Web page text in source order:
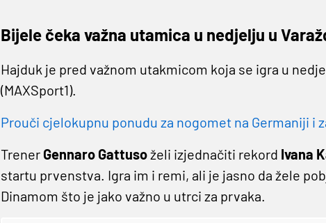
Bijele čeka važna utamica u nedjelju u
Hajduk je pred važnom utakmicom koja se igra u
(MAXSport1).
Prouči cjelokupnu ponudu za nogomet na Germaniji i
Trener Gennaro Gattusoželi izjednačiti rekord Ivana
startu prvenstva. Igra im i remi, ali je jasno da žele
Dinamom što je jako važno u utrci za prvaka.